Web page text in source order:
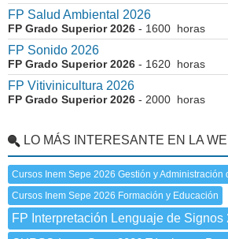
FP Salud Ambiental 2026
FP Grado Superior 2026 - 1600 horas
FP Sonido 2026
FP Grado Superior 2026 - 1620 horas
FP Vitivinicultura 2026
FP Grado Superior 2026 - 2000 horas
LO MÁS INTERESANTE EN LA
Cursos Inem Sepe 2026 Gestión y Administración
Cursos Inem Sepe 2026 Formación y Educación
FP Interpretación Lenguaje de Signos